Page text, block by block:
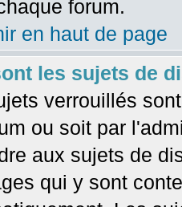
forum.
en haut de page
les sujets de
verrouillés
ou soit par
aux sujets de
qui y sont